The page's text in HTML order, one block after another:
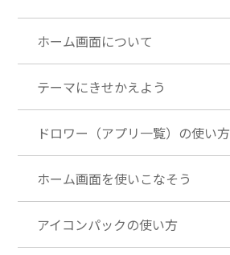
ホーム画面について
テーマにきせかえよう
ドロワー（アプリ一覧）の使い方
ホーム画面を使いこなそう
アイコンパックの使い方